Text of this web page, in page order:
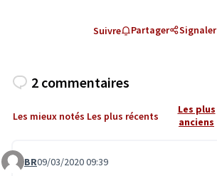
Suivre Partager Signaler
2 commentaires
Les mieux notés Les plus récents
Les plus
anciens
Commentaire 1819
BR09/03/2020 09:39